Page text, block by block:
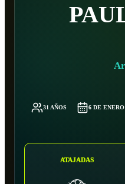
31 AÑOS 6 DE ENERO
ATAJADAS